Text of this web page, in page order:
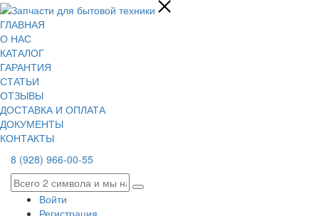
ГЛАВНАЯ
О НАС
КАТАЛОГ
ГАРАНТИЯ
СТАТЬИ
ОТЗЫВЫ
ДОСТАВКА И ОПЛАТА
ДОКУМЕНТЫ
КОНТАКТЫ
8 (928) 966-00-55
Войти